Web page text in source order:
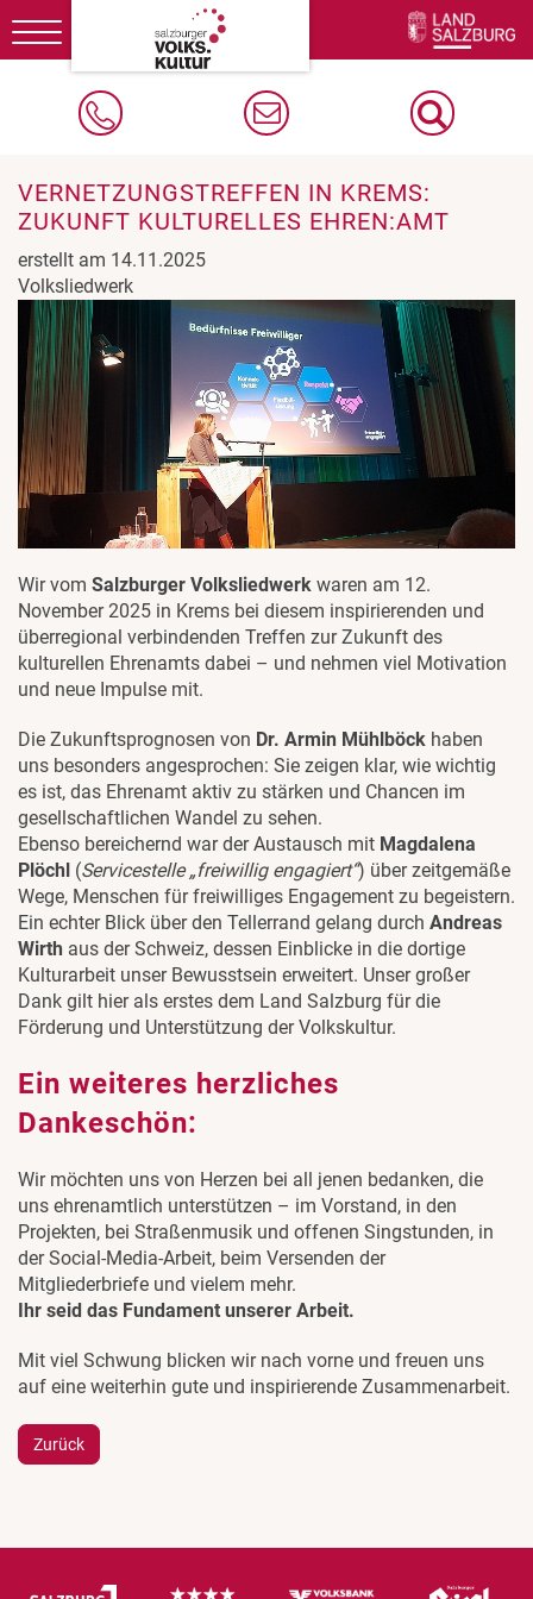
Toggle
navigation
VERNETZUNGSTREFFEN IN KREMS:
ZUKUNFT KULTURELLES EHREN:AMT
erstellt am 14.11.2025
Volksliedwerk
Wir vom Salzburger Volksliedwerk waren am 12.
November 2025 in Krems bei diesem inspirierenden und
überregional verbindenden Treffen zur Zukunft des
kulturellen Ehrenamts dabei – und nehmen viel Motivation
und neue Impulse mit.
Die Zukunftsprognosen von Dr. Armin Mühlböck haben
uns besonders angesprochen: Sie zeigen klar, wie wichtig
es ist, das Ehrenamt aktiv zu stärken und Chancen im
gesellschaftlichen Wandel zu sehen.
Ebenso bereichernd war der Austausch mit Magdalena
Plöchl (Servicestelle „freiwillig engagiert“) über zeitgemäße
Wege, Menschen für freiwilliges Engagement zu begeistern.
Ein echter Blick über den Tellerrand gelang durch Andreas
Wirth aus der Schweiz, dessen Einblicke in die dortige
Kulturarbeit unser Bewusstsein erweitert. Unser großer
Dank gilt hier als erstes dem Land Salzburg für die
Förderung und Unterstützung der Volkskultur.
Ein weiteres herzliches
Dankeschön:
Wir möchten uns von Herzen bei all jenen bedanken, die
uns ehrenamtlich unterstützen – im Vorstand, in den
Projekten, bei Straßenmusik und offenen Singstunden, in
der Social-Media-Arbeit, beim Versenden der
Mitgliederbriefe und vielem mehr.
Ihr seid das Fundament unserer Arbeit.
Mit viel Schwung blicken wir nach vorne und freuen uns
auf eine weiterhin gute und inspirierende Zusammenarbeit.
Zurück